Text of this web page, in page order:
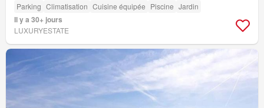
Parking Climatisation Cuisine équipée Piscine Jardin
Il y a 30+ jours
LUXURYESTATE